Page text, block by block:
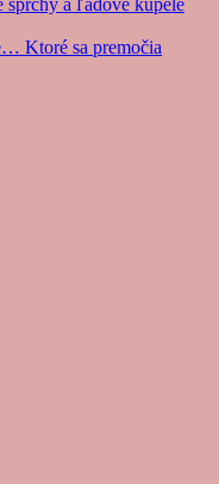
sprchy a ľadové kúpele
Ktoré sa premočia